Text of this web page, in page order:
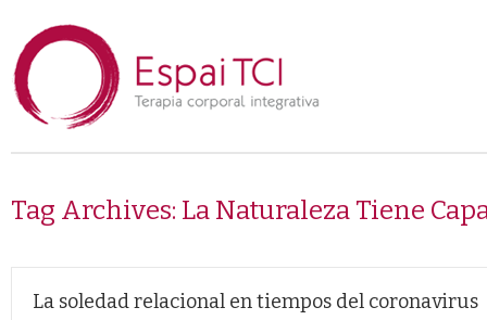
Tag Archives: La Naturaleza Tiene
La soledad relacional en tiempos del coronavirus